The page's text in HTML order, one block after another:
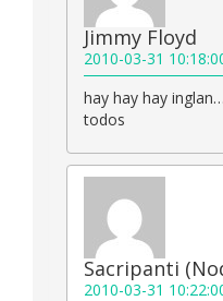
Jimmy Floyd
2010-03-31
hay hay hay
todos
Sacripanti
2010-03-31